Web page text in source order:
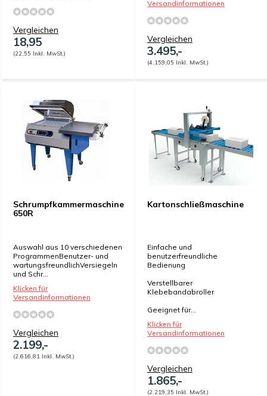
Vergleichen
18,95
(22,55 Inkl. MwSt.)
Versandinformationen
Vergleichen
3.495,-
(4.159,05 Inkl. MwSt.)
Schrumpfkammermaschine
650R
Auswahl aus 10 verschiedenen
ProgrammenBenutzer- und
wartungsfreundlichVersiegeln
und Schr...
Klicken für
Versandinformationen
Vergleichen
2.199,-
(2.616,81 Inkl. MwSt.)
Kartonschließmaschine
Einfache und
benutzerfreundliche
Bedienung
Verstellbarer
Klebebandabroller
Geeignet für...
Klicken für
Versandinformationen
Vergleichen
1.865,-
(2.219,35 Inkl. MwSt.)